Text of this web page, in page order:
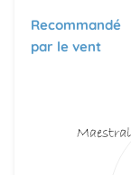
Recommandé
par le vent